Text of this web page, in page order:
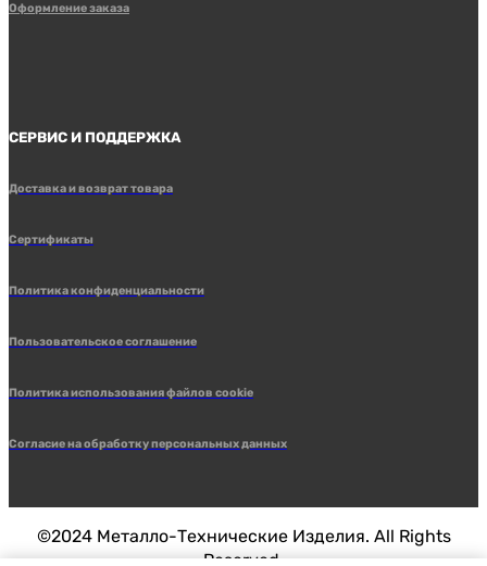
Оформление заказа
СЕРВИС И ПОДДЕРЖКА
Доставка и возврат товара
Сертификаты
Политика конфиденциальности
Пользовательское соглашение
Политика использования файлов cookie
Согласие на обработку персональных данных
©2024 Металло-Технические Изделия. All Rights
Reserved.